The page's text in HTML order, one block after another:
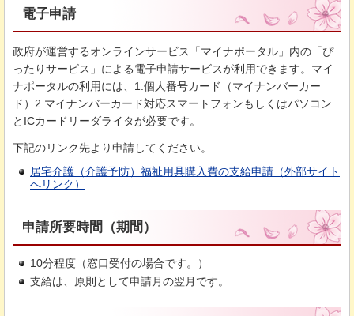
電子申請
政府が運営するオンラインサービス「マイナポータル」内の「ぴ
ったりサービス」による電子申請サービスが利用できます。マイ
ナポータルの利用には、1.個人番号カード（マイナンバーカー
ド）2.マイナンバーカード対応スマートフォンもしくはパソコン
とICカードリーダライタが必要です。
下記のリンク先より申請してください。
居宅介護（介護予防）福祉用具購入費の支給申請（外部サイト
へリンク）
申請所要時間（期間）
10分程度（窓口受付の場合です。）
支給は、原則として申請月の翌月です。